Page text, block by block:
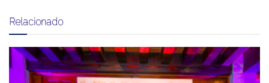
Relacionado